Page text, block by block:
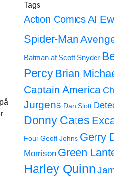
Tags
Action Comics Al
Spider-Man
Batman af Scott Snyder
Percy Brian
Captain America
Jurgens Dan Slott
Donny Cates
Four Geoff Johns Gerry
Morrison Green
Harley Quinn